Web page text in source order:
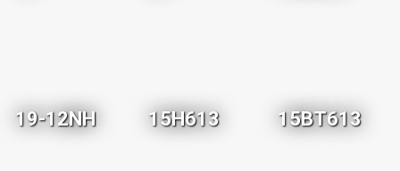
19-12NH 15H613 15BT613